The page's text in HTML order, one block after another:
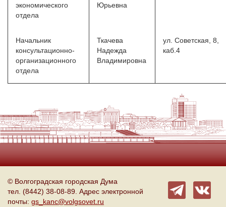
экономического
отдела
Юрьевна
Начальник
консультационно-
организационного
отдела
Ткачева
Надежда
Владимировна
ул. Советская, 8,
каб.4
© Волгоградская городская Дума
тел. (8442) 38-08-89. Адрес электронной
почты: gs_kanc@volgsovet.ru